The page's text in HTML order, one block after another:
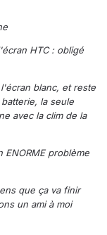
HTC : obligé
blanc, et reste
la seule
avec la clim de la
problème
que ça va finir
un ami à moi